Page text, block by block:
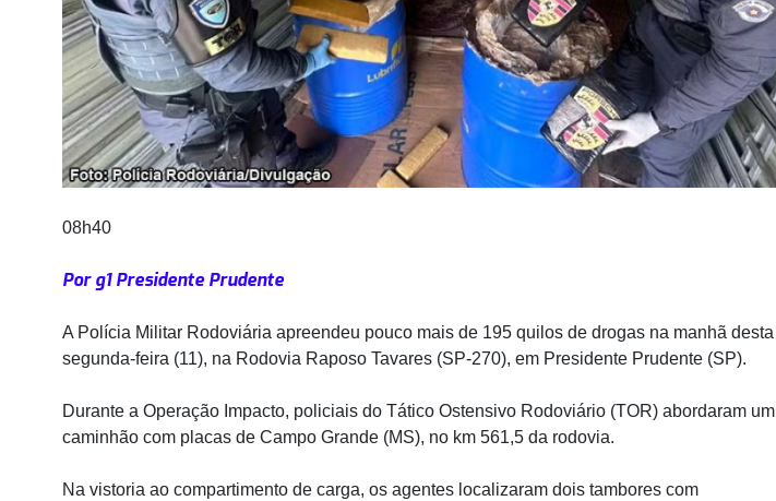
08h40
Por g1 Presidente Prudente
A Polícia Militar Rodoviária apreendeu pouco mais de 195 quilos de drogas na manhã desta
segunda-feira (11), na Rodovia Raposo Tavares (SP-270), em Presidente Prudente (SP).
Durante a Operação Impacto, policiais do Tático Ostensivo Rodoviário (TOR) abordaram um
caminhão com placas de Campo Grande (MS), no km 561,5 da rodovia.
Na vistoria ao compartimento de carga, os agentes localizaram dois tambores com